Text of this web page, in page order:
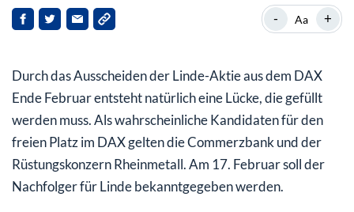
Rheinmetall-Aktie mit starker Performance auch in
2023
- Aa +
Durch das Ausscheiden der Linde-Aktie aus dem DAX
Ende Februar entsteht natürlich eine Lücke, die gefüllt
werden muss. Als wahrscheinliche Kandidaten für den
freien Platz im DAX gelten die Commerzbank und der
Rüstungskonzern Rheinmetall. Am 17. Februar soll der
Nachfolger für Linde bekanntgegeben werden.